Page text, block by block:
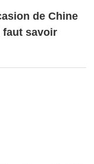
de Chine
faut savoir